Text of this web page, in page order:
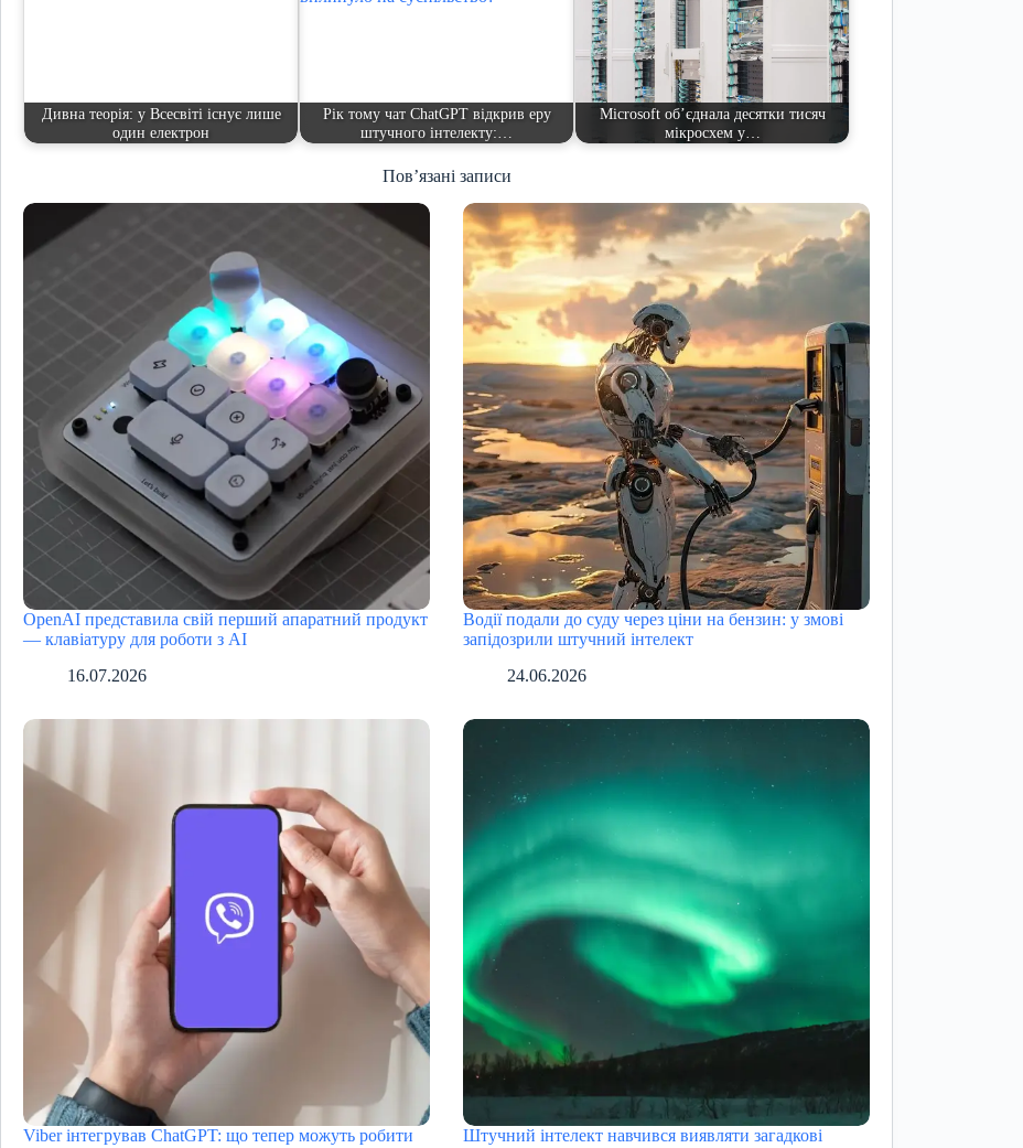
Дивна теорія: у Всесвіті існує лише
один електрон
Рік тому чат ChatGPT відкрив еру
штучного інтелекту:…
Microsoft об’єднала десятки тисяч
мікросхем у…
Пов’язані записи
OpenAI представила свій перший апаратний продукт
— клавіатуру для роботи з AI
16.07.2026
Водії подали до суду через ціни на бензин: у змові
запідозрили штучний інтелект
24.06.2026
Viber інтегрував ChatGPT: що тепер можуть робити
Штучний інтелект навчився виявляти загадкові